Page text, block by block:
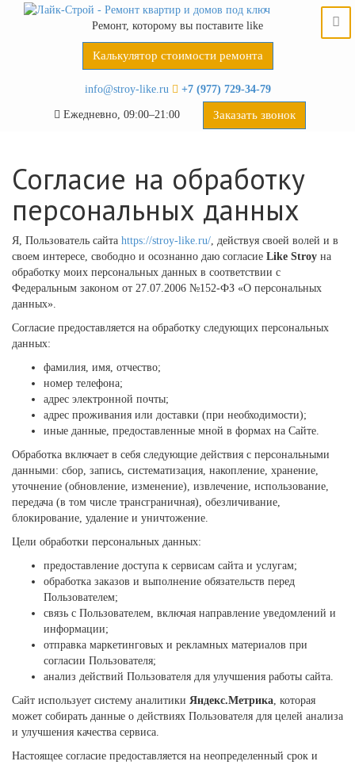
Ремонт, которому вы поставите like
Калькулятор стоимости ремонта
info@stroy-like.ru +7 (977) 729-34-79
Ежедневно, 09:00–21:00 Заказать звонок
Согласие на обработку
персональных данных
Я, Пользователь сайта https://stroy-like.ru/, действуя своей волей и в
своем интересе, свободно и осознанно даю согласие Like Stroy на
обработку моих персональных данных в соответствии с
Федеральным законом от 27.07.2006 №152-ФЗ «О персональных
данных».
Согласие предоставляется на обработку следующих персональных
данных:
фамилия, имя, отчество;
номер телефона;
адрес электронной почты;
адрес проживания или доставки (при необходимости);
иные данные, предоставленные мной в формах на Сайте.
Обработка включает в себя следующие действия с персональными
данными: сбор, запись, систематизация, накопление, хранение,
уточнение (обновление, изменение), извлечение, использование,
передача (в том числе трансграничная), обезличивание,
блокирование, удаление и уничтожение.
Цели обработки персональных данных:
предоставление доступа к сервисам сайта и услугам;
обработка заказов и выполнение обязательств перед
Пользователем;
связь с Пользователем, включая направление уведомлений и
информации;
отправка маркетинговых и рекламных материалов при
согласии Пользователя;
анализ действий Пользователя для улучшения работы сайта.
Сайт использует систему аналитики Яндекс.Метрика, которая
может собирать данные о действиях Пользователя для целей анализа
и улучшения качества сервиса.
Настоящее согласие предоставляется на неопределенный срок и